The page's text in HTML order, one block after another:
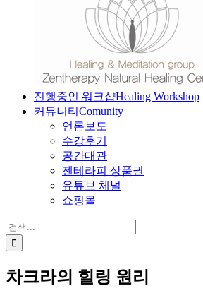
진행중인 워크샵Healing Workshop
커뮤니티 Comunity
언론보도
수강후기
공간대관
젠테라피 상품권
유튜브 체널
쇼핑몰
검
색:
차크라의 힐링 원리